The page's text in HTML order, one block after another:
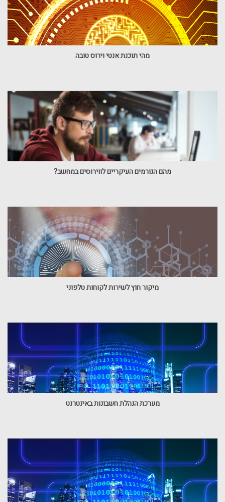
מהי תוכנת אנטי וירוס טובה
מהם הגורמים העיקריים לווירוסים במחשב?
מיקור חוץ לשירות לקוחות טלפוני
מערכת הנהלת חשבונות באינטרנט